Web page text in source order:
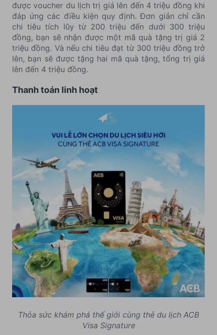
được voucher du lịch trị giá lên đến 4 triệu đồng khi
đáp ứng các điều kiện quy định. Đơn giản chỉ cần
chi tiêu tích lũy từ 200 triệu đến dưới 300 triệu
đồng, bạn sẽ nhận được một mã quà tặng trị giá 2
triệu đồng. Và nếu chi tiêu đạt từ 300 triệu đồng trở
lên, bạn sẽ được tặng hai mã quà tặng, tổng trị giá
lên đến 4 triệu đồng.
Thanh toán linh hoạt
Thỏa sức khám phá thế giới cùng thẻ du lịch ACB
Visa Signature